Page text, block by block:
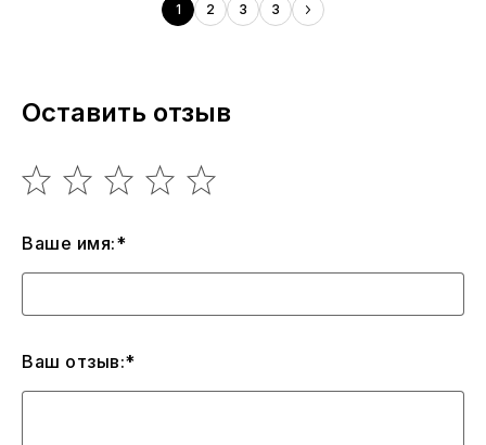
1 2 3 3
Оставить отзыв
Ваше имя:*
Ваш отзыв:*